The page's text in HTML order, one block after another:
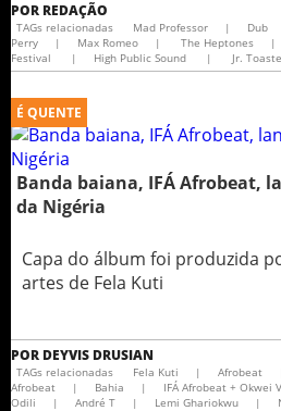
POR REDAÇÃO
TAGs relacionadas Mad Professor | Dub
Perry
| Max Romeo | The Heptones |
Festival
| High Public Sound | Jr.
É QUENTE
Banda baiana, IFÁ Afrobeat,
da Nigéria
Capa do álbum foi produzida
artes de Fela Kuti
POR DEYVIS DRUSIAN
TAGs relacionadas Fela Kuti | Afrobeat
Afrobeat
| Bahia | IFÁ Afrobeat + Okwei
Odili
| André T | Lemi Ghariokwu |